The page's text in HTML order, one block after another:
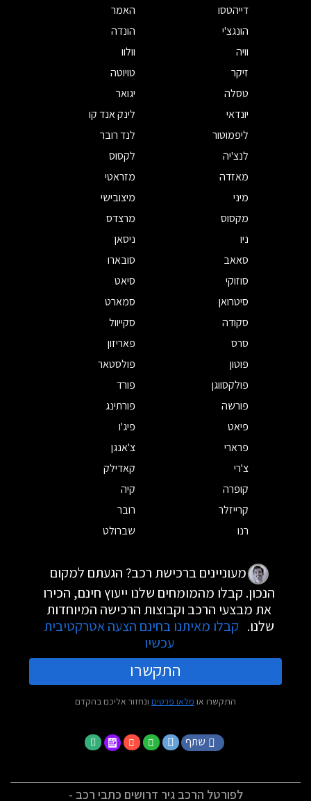
דייהטסו
האמר
הונגצ'י
הונדה
וויה
וולוו
זיקר
טויוטה
טסלה
יגואר
יונדאי
לינק אנד קו
ליפמוטור
לנד רובר
לנצ'יה
לקסוס
מאזדה
מזראטי
מיני
מיצובישי
מקסוס
מרצדס
ניו
ניסאן
סאאב
סובארו
סוזוקי
סיאט
סיטרואן
סמארט
סקודה
סקייוול
סרס
פאריזון
פוטון
פולסטאר
פולקסווגן
פורד
פורשה
פורתינג
פיאט
פיג'ו
פרארי
צ'אנגן
צ'רי
קאדילק
קופרה
קיה
קרייזלר
רובר
רנו
שברולט
מעוניינים ברכישת רכב? הגעתם למקום
הנכון. קבלו מהמומחים שלנו ייעוץ חינם, הכירו
את מבצעי הרכב וקבוצות הרכישה המיוחדות
שלנו. קבלו מאיתנו בחינם הצעה אטרקטיבית
עכשיו
התקשרו
התקשרו או מלאו פרטים ונחזור אליכם בהקדם
שתף
לפורטל הרכב גיר דרושים כתבי רכב -